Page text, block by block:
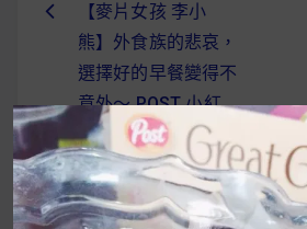
文
導
覽
【麥片女孩 李小
熊】外食族的悲哀，
選擇好的早餐變得不
意外～ POST 小紅
莓穀片好氣色的秘密